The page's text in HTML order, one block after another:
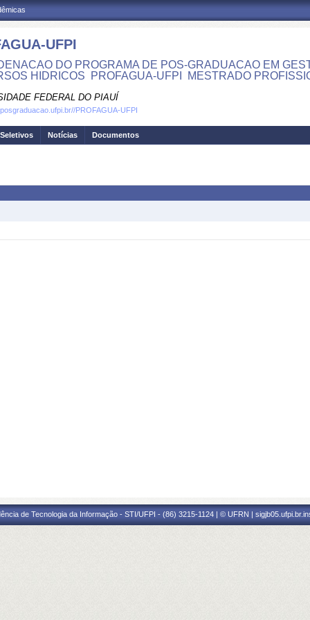
UFPI
DO PROGRAMA DE POS-GRADUACAO EM
HIDRICOS  PROFAGUA-UFPI  MESTRADO
FEDERAL DO PIAUÍ
PROFAGUA-UFPI
Notícias Documentos
de Tecnologia da Informação - STI/UFPI - (86) 3215-1124 | © UFRN |